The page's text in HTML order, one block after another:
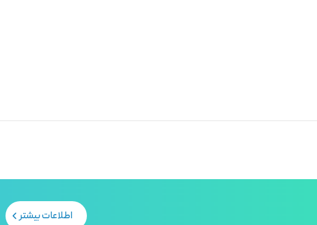
اطلاعات بیشتر